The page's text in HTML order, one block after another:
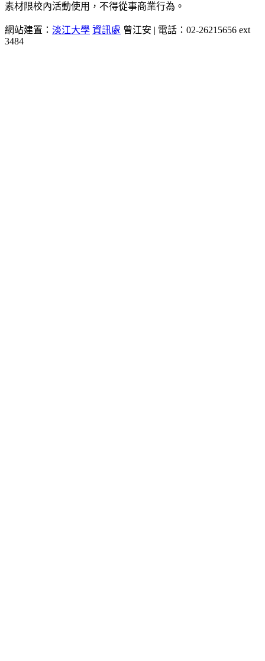
素材限校內活動使用，不得從事商業行為。
網站建置： 淡江大學 資訊處 曾江安 | 電話：02-26215656 ext
3484